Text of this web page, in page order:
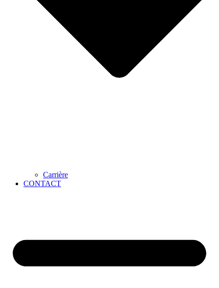
Carrière
CONTACT